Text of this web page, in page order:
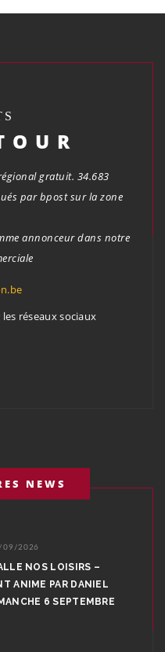
gratuit. 34.683
par bpost sur la zone
annonceur dans notre
réseaux sociaux
NEWS
09/2026
NOS LOISIRS –
ANIME PAR DANIEL
6 SEPTEMBRE